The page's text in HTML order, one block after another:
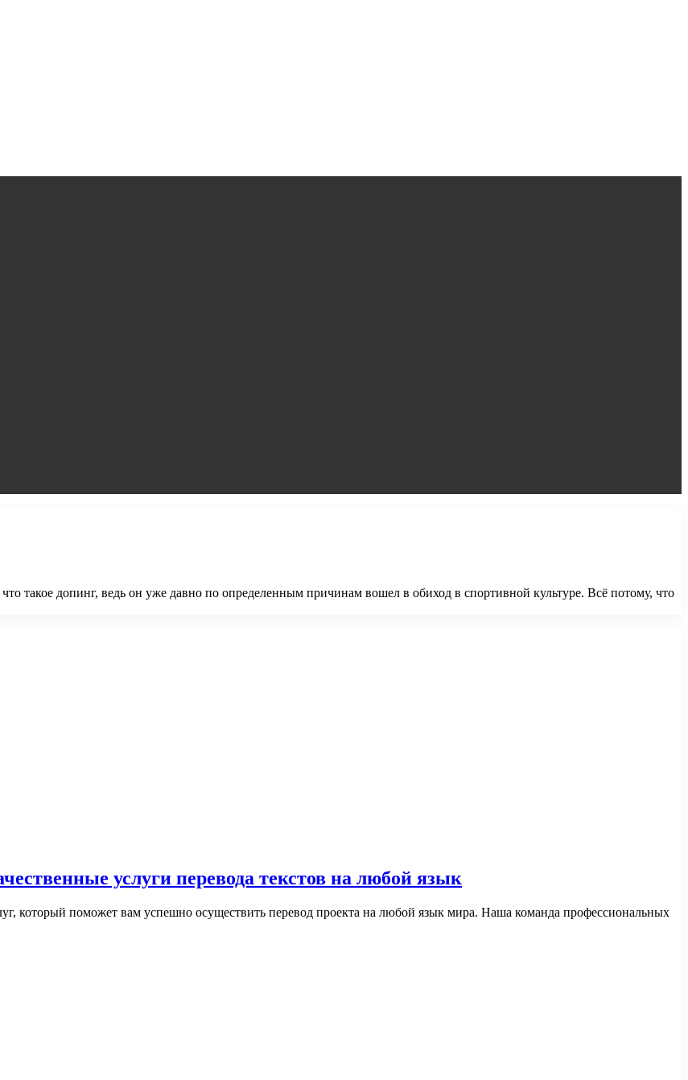
такое допинг, ведь он уже давно по определенным причинам вошел в обиход в спортивной культуре. Всё потому, что
услуги перевода текстов на любой язык
который поможет вам успешно осуществить перевод проекта на любой язык мира. Наша команда профессиональных